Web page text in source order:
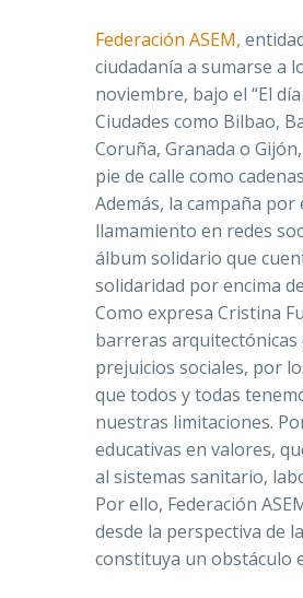
Federación ASEM,
ciudadanía a sumarse a
noviembre, bajo el “El
Ciudades como Bilbao,
Coruña, Granada o
pie de calle como
Además, la campaña
llamamiento en redes
álbum solidario que
solidaridad por encima
Como expresa Cristina
barreras
prejuicios sociales, por
que todos y todas
nuestras limitaciones.
educativas en valores,
al sistemas sanitario,
Por ello, Federación
desde la perspectiva de
constituya un obstáculo